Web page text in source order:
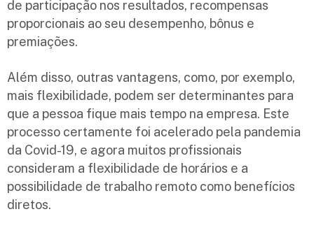
de participação nos resultados, recompensas
proporcionais ao seu desempenho, bônus e
premiações.
Além disso, outras vantagens, como, por exemplo,
mais flexibilidade, podem ser determinantes para
que a pessoa fique mais tempo na empresa. Este
processo certamente foi acelerado pela pandemia
da Covid-19, e agora muitos profissionais
consideram a flexibilidade de horários e a
possibilidade de trabalho remoto como benefícios
diretos.